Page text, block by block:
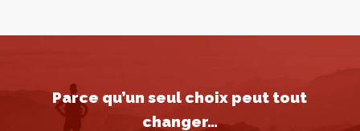
Parce qu’un seul choix peut tout
changer…